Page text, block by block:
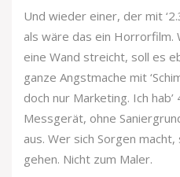
Und wieder einer, der mit
als wäre das ein Horrorfilm.
eine Wand streicht, soll es
ganze Angstmache mit
doch nur Marketing. Ich
Messgerät, ohne
aus. Wer sich Sorgen
gehen. Nicht zum Maler.